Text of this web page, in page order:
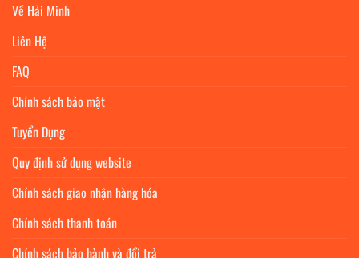
Về Hải Minh
Liên Hệ
FAQ
Chính sách bảo mật
Tuyển Dụng
Quy định sử dụng website
Chính sách giao nhận hàng hóa
Chính sách thanh toán
Chính sách bảo hành và đổi trả